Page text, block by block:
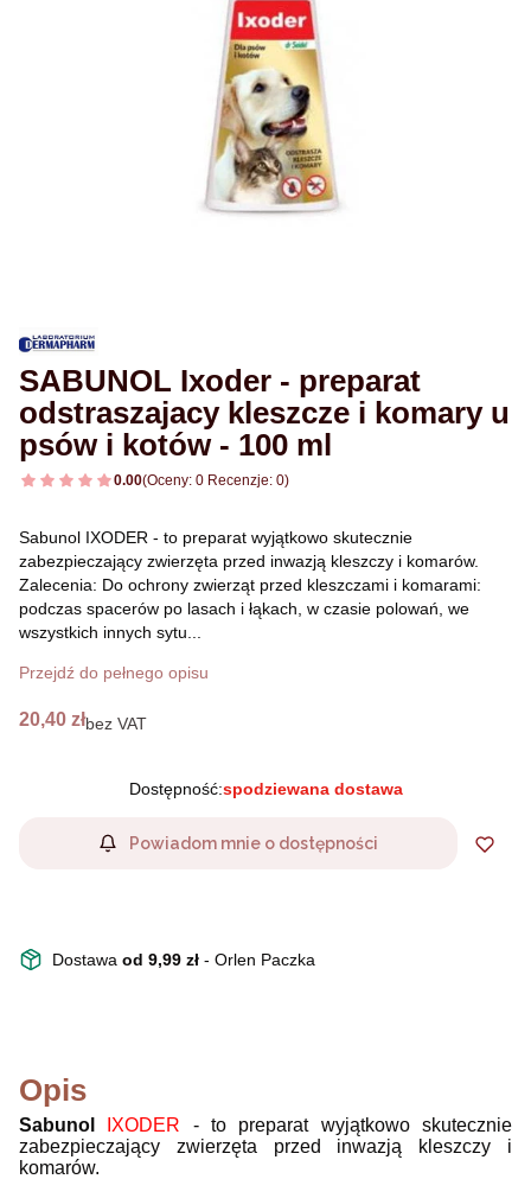
SABUNOL Ixoder - preparat
odstraszajacy kleszcze i komary u
psów i kotów - 100 ml
0.00(Oceny: 0 Recenzje: 0)
Sabunol IXODER - to preparat wyjątkowo skutecznie
zabezpieczający zwierzęta przed inwazją kleszczy i komarów.
Zalecenia: Do ochrony zwierząt przed kleszczami i komarami:
podczas spacerów po lasach i łąkach, w czasie polowań, we
wszystkich innych sytu...
Przejdź do pełnego opisu
Cena
20,40 złbez VAT
Dostępność:spodziewana dostawa
Powiadom mnie o dostępności
Dostawa od 9,99 zł - Orlen Paczka
Opis
Sabunol IXODER - to preparat wyjątkowo skutecznie
zabezpieczający zwierzęta przed inwazją kleszczy i
komarów.